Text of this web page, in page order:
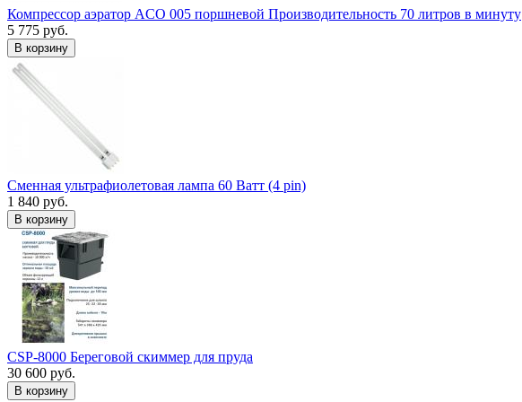
Компрессор аэратор ACO 005 поршневой Производительность 70 литров в минуту
5 775 руб.
В корзину
Сменная ультрафиолетовая лампа 60 Ватт (4 pin)
1 840 руб.
В корзину
CSP-8000 Береговой скиммер для пруда
30 600 руб.
В корзину